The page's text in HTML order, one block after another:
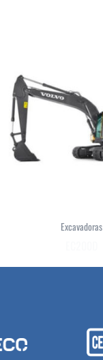
Excavadoras